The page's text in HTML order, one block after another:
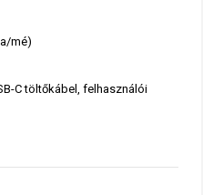
mé)
C töltőkábel, felhasználói